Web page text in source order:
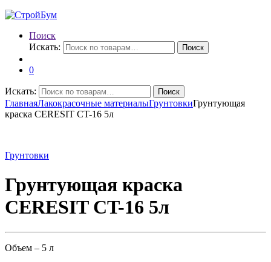
Поиск
Искать:
Поиск
0
Искать: Поиск
ГлавнаяЛакокрасочные материалыГрунтовкиГрунтующая
краска CERESIT CT-16 5л
Грунтовки
Грунтующая краска
CERESIT CT-16 5л
Объем – 5 л